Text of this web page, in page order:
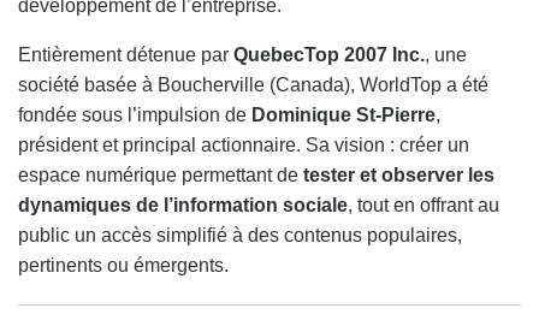
développement de l’entreprise.
Entièrement détenue parQuebecTop 2007 Inc., une
société basée à Boucherville (Canada), WorldTop a été
fondée sous l’impulsion de Dominique St-Pierre,
président et principal actionnaire. Sa vision : créer un
espace numérique permettant detester et observer les
dynamiques de l’information sociale, tout en offrant au
public un accès simplifié à des contenus populaires,
pertinents ou émergents.